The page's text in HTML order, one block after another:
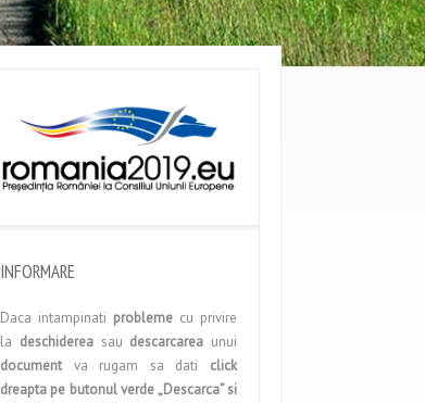
INFORMARE
Daca intampinati probleme cu privire
la deschidereasau descarcarea unui
documentva rugam sa dati click
dreapta pe butonul verde „Descarca” si